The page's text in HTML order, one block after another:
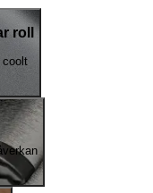
roll
coolt